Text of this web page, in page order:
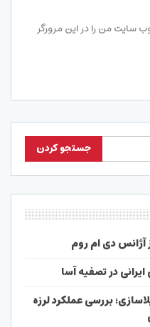
سایت من را در این مرورگر
آژانس دی ام روم
در تصفیه آسا
بررسی عملکرد لرزه